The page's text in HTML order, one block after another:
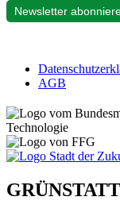
Newsletter
AGB